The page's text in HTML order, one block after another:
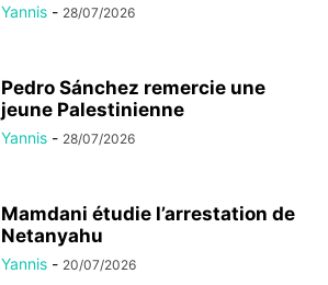
Yannis - 28/07/2026
Pedro Sánchez remercie une
jeune Palestinienne
Yannis - 28/07/2026
Mamdani étudie l’arrestation de
Netanyahu
Yannis - 20/07/2026